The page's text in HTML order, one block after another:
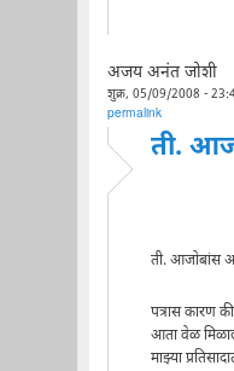
अजय अनंत जोशी
शुक्र, 05/09/2008 -
permalink
ती.
ती. आजोबांस
पत्रास कारण
आता वेळ
माझ्या